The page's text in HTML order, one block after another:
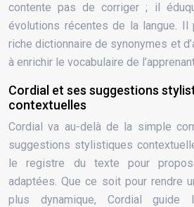
contente pas de corriger ; il
évolutions récentes de la langue. Il
riche dictionnaire de synonymes et
à enrichir le vocabulaire de
Cordial et ses suggestions
contextuelles
Cordial va au-delà de la simple
suggestions stylistiques
le registre du texte pour
adaptées. Que ce soit pour rendre
plus dynamique, Cordial guide